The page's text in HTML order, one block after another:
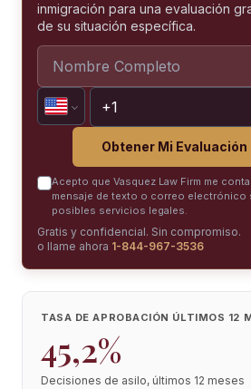
inmigración para una evaluación
de su situación específica.
Obtener Mi
Acepto que Vasquez Law Firm me
mensaje de texto o correo electrónico
posibles servicios legales.
Gratis y confidencial. Sin compromiso.
o llame ahora 1-844-967-3536
TASA DE APROBACIÓN ÚLTIMOS 12
45,2%
Decisiones de asilo, últimos 12 meses